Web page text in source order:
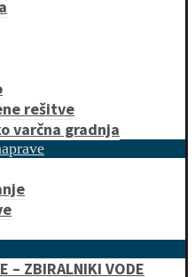
rešitve
varčna gradnja
– ZBIRALNIKI VODE